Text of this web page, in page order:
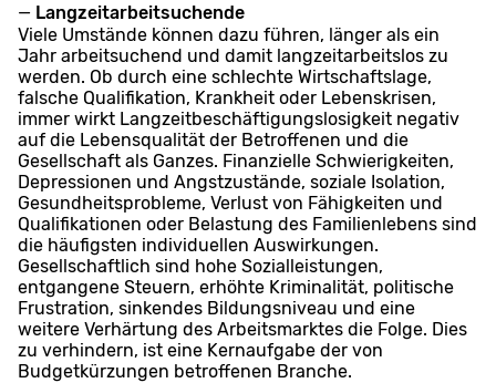
Langzeitarbeitsuchende
Viele Umstände können dazu führen, länger als ein
Jahr arbeitsuchend und damit langzeitarbeitslos zu
werden. Ob durch eine schlechte Wirtschaftslage,
falsche Qualifikation, Krankheit oder Lebenskrisen,
immer wirkt Langzeitbeschäftigungslosigkeit negativ
auf die Lebensqualität der Betroffenen und die
Gesellschaft als Ganzes. Finanzielle Schwierigkeiten,
Depressionen und Angstzustände, soziale Isolation,
Gesundheitsprobleme, Verlust von Fähigkeiten und
Qualifikationen oder Belastung des Familienlebens sind
die häufigsten individuellen Auswirkungen.
Gesellschaftlich sind hohe Sozialleistungen,
entgangene Steuern, erhöhte Kriminalität, politische
Frustration, sinkendes Bildungsniveau und eine
weitere Verhärtung des Arbeitsmarktes die Folge. Dies
zu verhindern, ist eine Kernaufgabe der von
Budgetkürzungen betroffenen Branche.